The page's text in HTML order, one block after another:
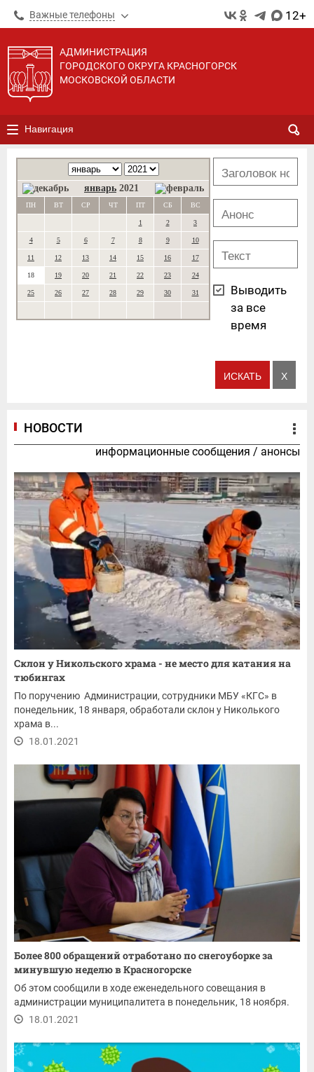
Важные телефоны 12+
АДМИНИСТРАЦИЯ
ГОРОДСКОГО ОКРУГА КРАСНОГОРСК
МОСКОВСКОЙ ОБЛАСТИ
Навигация
январь 2021
ПН ВТ СР ЧТ ПТ СБ ВС
1 2 3
4 5 6 7 8 9 10
11 12 13 14 15 16 17
18 19 20 21 22 23 24
25 26 27 28 29 30 31
Выводить
за все
время
НОВОСТИ
информационные сообщения / анонсы
Склон у Никольского храма - не место для катания на
тюбингах
По поручению Администрации, сотрудники МБУ «КГС» в
понедельник, 18 января, обработали склон у Николького
храма в...
18.01.2021
Более 800 обращений отработано по снегоуборке за
минувшую неделю в Красногорске
Об этом сообщили в ходе еженедельного совещания в
администрации муниципалитета в понедельник, 18 ноября.
18.01.2021